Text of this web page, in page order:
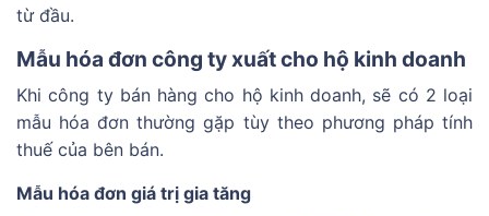
từ đầu.
Mẫu hóa đơn công ty xuất cho hộ kinh doanh
Khi công ty bán hàng cho hộ kinh doanh, sẽ có 2 loại
mẫu hóa đơn thường gặp tùy theo phương pháp tính
thuế của bên bán.
Mẫu hóa đơn giá trị gia tăng